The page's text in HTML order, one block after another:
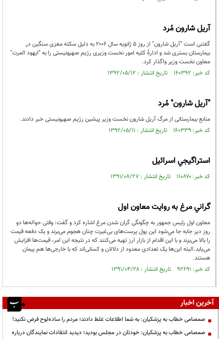
آریل شارون مُرد
گفتنی است "آریل شارون" از روز ۵ ژانویه سال ۲۰۰۶ به دلیل سکته مغزی سنگین در
بیمارستان بستری شد و ادارهٔ کلیه امور نخست وزیری رژیم صهیونیستی را به "ایهود المرت"
معاون نخست وزیر واگذار کرد.
کد خبر: ۱۶۰۳۹۲ تاریخ انتشار : ۱۳۹۲/۰۵/۱۲
"آریل شارون" مُرد
منابع بیمارستانی از مرگ آریل شارون نخست وزیر پیشین رژیم صهیونیستی خبر دادند.
کد خبر: ۱۶۰۳۳۹ تاریخ انتشار : ۱۳۹۲/۰۵/۱۱
استراگيجي اسرائيل
کد خبر: ۱۱۰۸۷۰ تاریخ انتشار : ۱۳۹۱/۰۸/۲۷
گراني مرغ به روايت معاون اول
معاون اول رئیس جمهور به چگونگی گران شدن مرغ اشاره کرد و گفت: وقتی حواله‌ها دو
روز دیر جابه جا مي‌شود این پول پرست‌های بی‌غیرت چنان هجوم می‌برند و یک دفعه قیمت
را بالا می‌برند و با اين اقدام از بازار ارز تهیه می‌کنند که در نتیجه اين امر، قیمت‌ها افزایش
می‌یابد.البته این‌ها یک تعدادی معدود از دلالان و کسانی‌اند که با خارجی‌ها هم پیمان
هستند.
کد خبر: ۹۲۶۹۱ تاریخ انتشار : ۱۳۹۱/۰۴/۲۸
آخرین اخبار
صمصامی خطاب به پزشکیان: به شما اطلاعات غلط دادند؛ مردم را ساده‌لوح فرض نکنید!
صمصامی خطاب به پزشکیان: خودتان در مجلس بودید؛ دیدید انتقادات نمایندگان درباره